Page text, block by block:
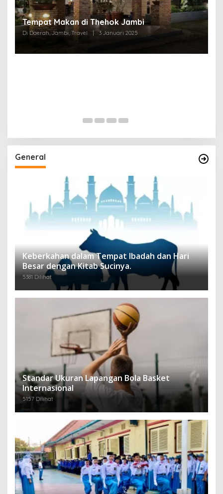
Tempat Makan di Thehok Jambi
Di Daerah, Jambi, Travel 3 Januari 2025
General
Keberkahan dalam Tempat Ibadah dan Hari
Besar dengan Kitab Sucinya.
5381 Dilihat
Standar Ukuran Lapangan Bola Basket
Internasional
5157 Dilihat